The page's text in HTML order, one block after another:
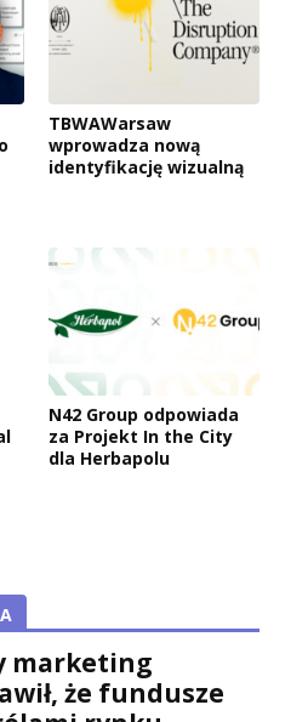
TBWAWarsaw
wprowadza nową
identyfikację wizualną
N42 Group odpowiada
za Projekt In the City
dla Herbapolu
marketing
że fundusze